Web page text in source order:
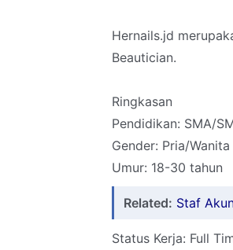
Hernails.jd
Beautician.
Ringkasan
Pendidikan: SMA/
Gender: Pria/Wanita
Umur: 18-30 tahun
Related: Staf
Status Kerja: Full